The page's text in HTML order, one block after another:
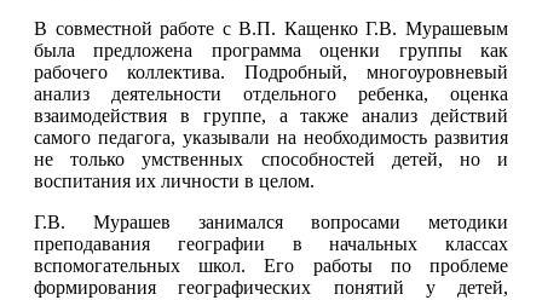
В совместной работе с В.П. Кащенко Г.В. Мурашевым
была предложена программа оценки группы как
рабочего коллектива. Подробный, многоуровневый
анализ деятельности отдельного ребенка, оценка
взаимодействия в группе, а также анализ действий
самого педагога, указывали на необходимость развития
не только умственных способностей детей, но и
воспитания их личности в целом.
Г.В. Мурашев занимался вопросами методики
преподавания географии в начальных классах
вспомогательных школ. Его работы по проблеме
формирования географических понятий у детей,